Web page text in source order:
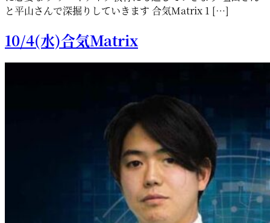
と平山さんで深掘りしていきます 合気Matrix 1 […]
10/4(水)合気Matrix